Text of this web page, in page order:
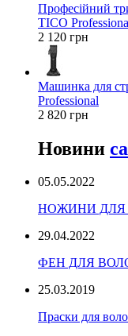
Професійний
TICO
2 120 грн
Машинка для
Professional
2 820 грн
Новини
05.05.2022
НОЖИНИ ДЛЯ
29.04.2022
ФЕН ДЛЯ
25.03.2019
Праски для